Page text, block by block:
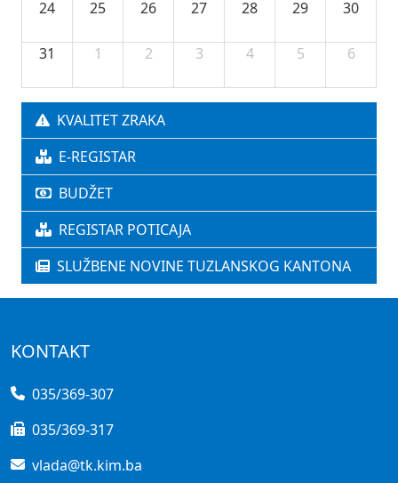
24 25 26 27 28 29 30
31 1 2 3 4 5 6
KVALITET ZRAKA
E-REGISTAR
BUDŽET
REGISTAR POTICAJA
SLUŽBENE NOVINE TUZLANSKOG KANTONA
KONTAKT
035/369-307
035/369-317
vlada@tk.kim.ba